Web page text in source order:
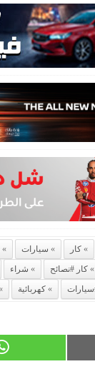
كار سيارات
كار #نصائح شراء
كهربائية